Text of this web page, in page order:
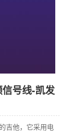
号线-凯发
吉他，它采用电